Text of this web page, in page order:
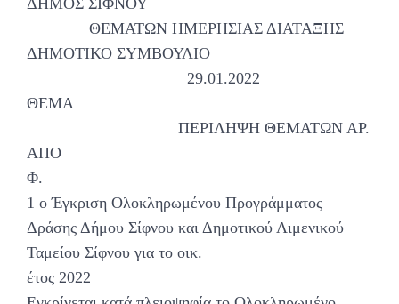
ΘΕΜΑΤΩΝ ΗΜΕΡΗΣΙΑΣ ΔΙΑΤΑΞΗΣ
ΔΗΜΟΤΙΚΟ ΣΥΜΒΟΥΛΙΟ
29.01.2022
ΘΕΜΑ
ΠΕΡΙΛΗΨΗ ΘΕΜΑΤΩΝ ΑΡ.
ΑΠΟ
Φ.
1 ο Έγκριση Ολοκληρωμένου Προγράμματος
Δράσης Δήμου Σίφνου και Δημοτικού Λιμενικού
Ταμείου Σίφνου για το οικ.
έτος 2022